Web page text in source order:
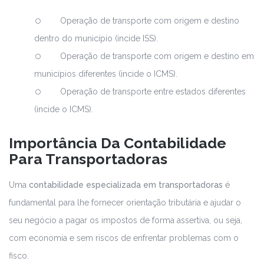
Operação de transporte com origem e destino
dentro do município (incide ISS).
Operação de transporte com origem e destino em
municípios diferentes (incide o ICMS).
Operação de transporte entre estados diferentes
(incide o ICMS).
Importância Da Contabilidade
Para Transportadoras
Uma contabilidade especializada em transportadoras é
fundamental para lhe fornecer orientação tributária e ajudar o
seu negócio a pagar os impostos de forma assertiva, ou seja,
com economia e sem riscos de enfrentar problemas com o
fisco.